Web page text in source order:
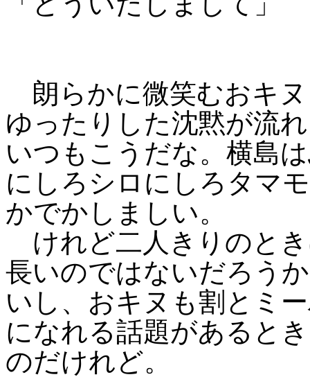
朗らかに微笑むおキ
ゆったりした沈黙が流
いつもこうだな。横島
にしろシロにしろタマ
かでかしましい。
けれど二人きりのと
長いのではないだろう
いし、おキヌも割とミ
になれる話題があると
のだけれど。